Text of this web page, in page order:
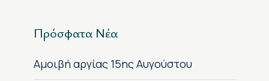
Πρόσφατα Νέα
Αμοιβή αργίας 15ης Αυγούστου